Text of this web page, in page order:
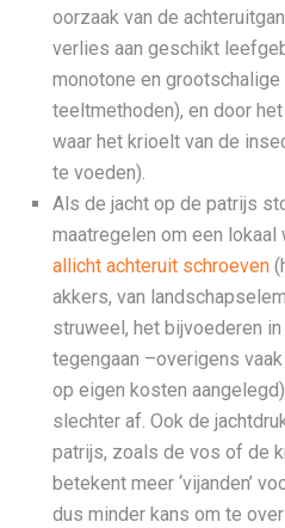
oorzaak van de
verlies aan geschikt
monotone en
teeltmethoden), en door
waar het krioelt van de
te voeden).
Als de jacht op de patrijs
maatregelen om een
allicht achteruit schroeven
akkers, van
struweel, het bijvoederen
tegengaan –overigens
op eigen kosten
slechter af. Ook de
patrijs, zoals de vos of de
betekent meer ‘vijanden’
dus minder kans om te